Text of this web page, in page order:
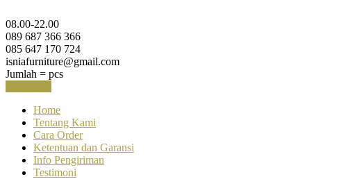
08.00-22.00
089 687 366 366
085 647 170 724
isniafurniture@gmail.com
Jumlah = pcs
Home
Tentang Kami
Cara Order
Ketentuan dan Garansi
Info Pengiriman
Testimoni